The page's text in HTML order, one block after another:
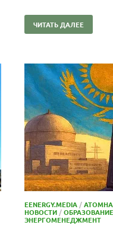
ЧИТАТЬ ДАЛЕЕ
EENERGY.MEDIA /
НОВОСТИ /
ЭНЕРГОМЕНЕДЖМЕНТ